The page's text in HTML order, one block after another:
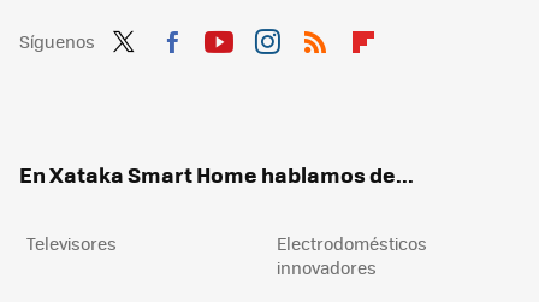
Síguenos
En Xataka Smart Home hablamos de...
Televisores
Electrodomésticos
innovadores